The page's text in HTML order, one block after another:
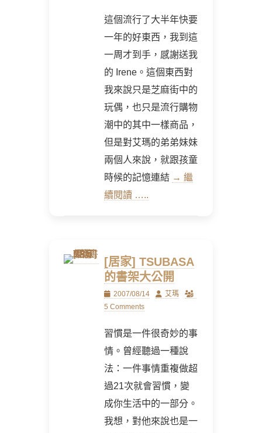
這個流行了大半年快要
一年的好東西，我到這
一周才到手，感謝送我
的 Irene。這個東西對
我來說只是芝麻街中的
玩偶，也只是流行購物
潮中的其中一樣商品，
但是對艾瑪的弟弟妹妹
兩個人來說，就跟孩童
時候的記憶連結 → 繼
續閱讀 …..
[居家] TSUBASA
的書架大公開
Posted
on
2007/08/14 Author
艾瑪
5 Comments
習慣是一件很奇妙的事
情。曾經聽過一種說
法：一件事情重複做超
過21次就會習慣，變
成你生活中的一部分。
我想，對他來說也是一